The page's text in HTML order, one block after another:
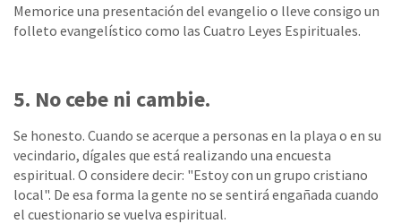
Memorice una presentación del evangelio o lleve consigo un
folleto evangelístico como las Cuatro Leyes Espirituales.
5. No cebe ni cambie.
Se honesto. Cuando se acerque a personas en la playa o en su
vecindario, dígales que está realizando una encuesta
espiritual. O considere decir: "Estoy con un grupo cristiano
local". De esa forma la gente no se sentirá engañada cuando
el cuestionario se vuelva espiritual.